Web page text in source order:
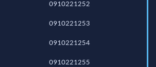
0910221252
0910221253
0910221254
0910221255